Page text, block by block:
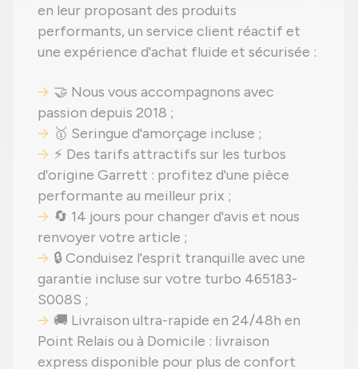
en leur proposant des produits
performants, un service client réactif et
une expérience d'achat fluide et sécurisée :
🤝 Nous vous accompagnons avec
passion depuis 2018 ;
🥇 Seringue d'amorçage incluse ;
⚡ Des tarifs attractifs sur les turbos
d'origine Garrett : profitez d'une pièce
performante au meilleur prix ;
🔄 14 jours pour changer d'avis et nous
renvoyer votre article ;
🔒 Conduisez l'esprit tranquille avec une
garantie incluse sur votre turbo 465183-
S008S ;
🚚 Livraison ultra-rapide en 24/48h en
Point Relais ou à Domicile : livraison
express disponible pour plus de confort